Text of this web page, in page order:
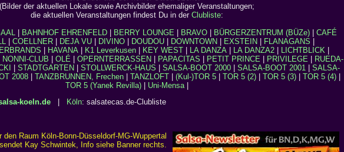
(Bilder der aktuellen Lokale sowie Archivbilder ehemaliger Veranstaltungen;
die aktuellen Veranstaltungen findest Du in der Clubliste:
BAHNHOF EHRENFELD BERRY LOUNGE BRAVO BÜRGERZENTRUM (BÜZe)
CAFÉ
COELLNER DEJA VU DIVINO DOUDOU DOWNTOWN EXSTEIN FLANAGANS
HAVANA K1 Leverkusen KEY WEST LA DANZA LA DANZA2 LICHTBLICK
NONNI-CLUB OLÉ| OPERNTERRASSEN PAPACITAS PETIT PRINCE| PRIVILEGE|
RUEDA-
STADTGARTEN STOLLWERCK-HAUS SALSA-BOOT 2000| SALSA-BOOT 2001| SALSA-
2008 TANZBRUNNEN, Frechen TANZLOFT (Kul-)TOR 5 TOR 5 (2) TOR 5 (3) TOR 5 (4)
TOR 5 (Yanek Revilla)| Uni-Mensa|
koeln.de| Köln: salsatecas.de-Clubliste
den Raum Köln-Bonn-Düsseldorf-MG-Wuppertal
Kay Schwintek, Info siehe Banner rechts.